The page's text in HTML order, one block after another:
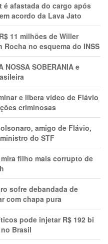
é afastada do cargo após
acordo da Lava Jato
11 milhões de Willer
Rocha no esquema do INSS
NOSSA SOBERANIA e
e libera vídeo de Flávio
criminosas
amigo de Flávio,
do STF
filho mais corrupto de
sofre debandada de
com chapa pura
pode injetar R$ 192 bi
Brasil